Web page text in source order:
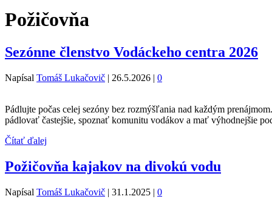
Požičovňa
Sezónne členstvo Vodáckeho centra 2026
Napísal Tomáš Lukačovič | 26.5.2026 | 0
Pádlujte počas celej sezóny bez rozmýšľania nad každým
pádlovať častejšie, spoznať komunitu vodákov a mať výhodnejšie
Čítať ďalej
Požičovňa kajakov na divokú vodu
Napísal Tomáš Lukačovič | 31.1.2025 | 0